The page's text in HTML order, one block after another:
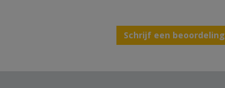
Schrijf een beoordeling